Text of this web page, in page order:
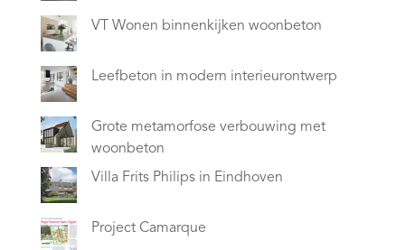
VT Wonen binnenkijken woonbeton
Leefbeton in modern interieurontwerp
Grote metamorfose verbouwing met
woonbeton
Villa Frits Philips in Eindhoven
Project Camarque